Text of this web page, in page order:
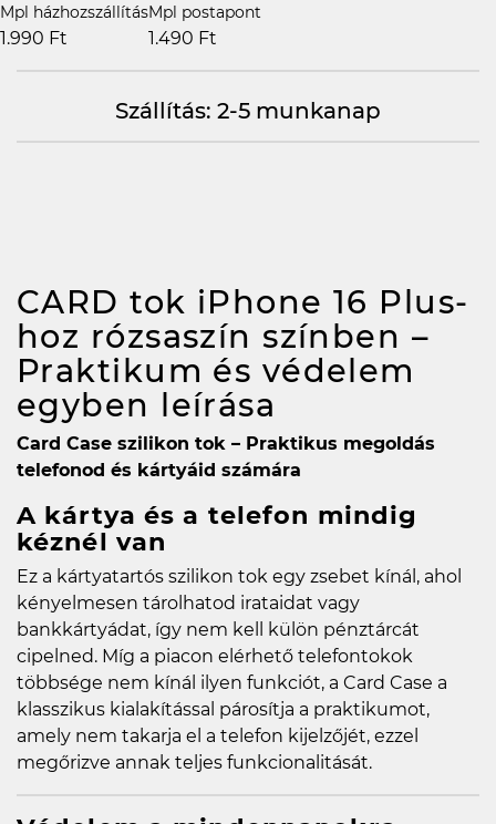
Mpl házhozszállítás
1.990 Ft
Mpl postapont
1.490 Ft
Szállítás: 2-5 munkanap
CARD tok iPhone 16 Plus-
hoz rózsaszín színben –
Praktikum és védelem
egyben leírása
Card Case szilikon tok – Praktikus megoldás
telefonod és kártyáid számára
A kártya és a telefon mindig
kéznél van
Ez a kártyatartós szilikon tok egy zsebet kínál, ahol
kényelmesen tárolhatod irataidat vagy
bankkártyádat, így nem kell külön pénztárcát
cipelned. Míg a piacon elérhető telefontokok
többsége nem kínál ilyen funkciót, a Card Case a
klasszikus kialakítással párosítja a praktikumot,
amely nem takarja el a telefon kijelzőjét, ezzel
megőrizve annak teljes funkcionalitását.